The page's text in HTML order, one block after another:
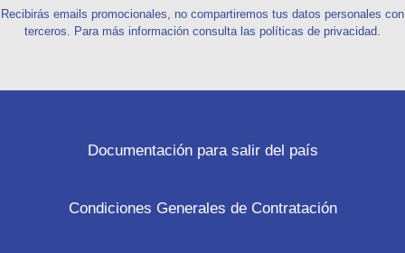
Recibirás emails promocionales, no compartiremos tus datos personales con
terceros. Para más información consulta las políticas de privacidad.
Documentación para salir del país
Condiciones Generales de Contratación